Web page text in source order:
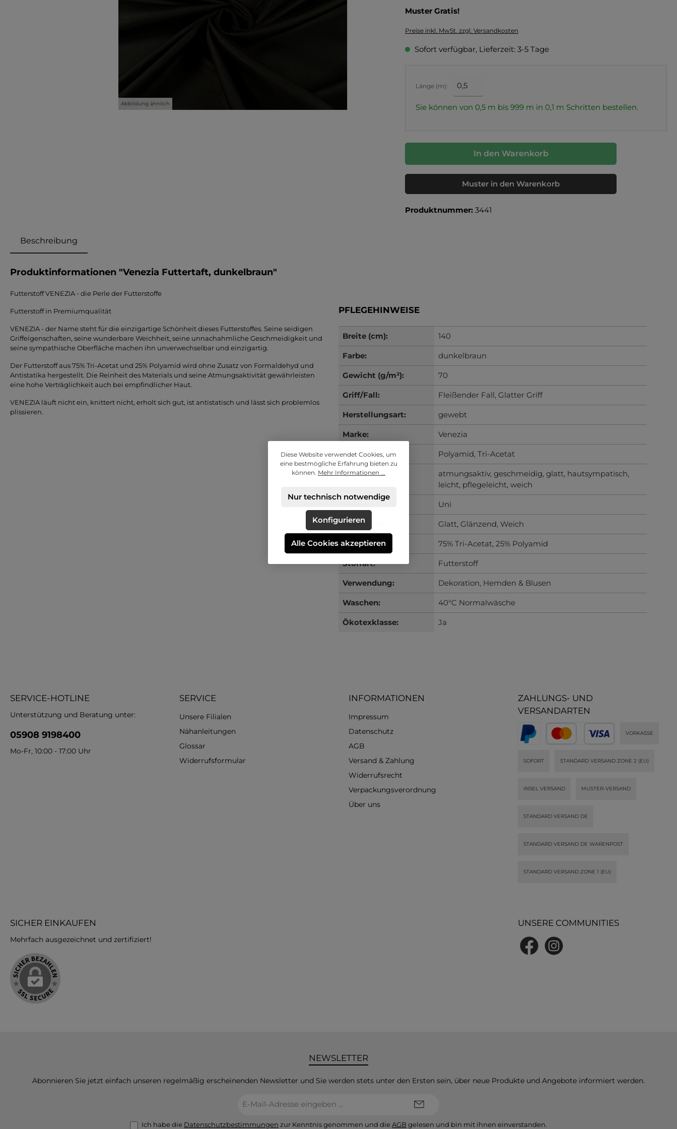
Abbildung ähnlich
Muster Gratis!
Preise inkl. MwSt. zzgl. Versandkosten
Sofort verfügbar, Lieferzeit: 3-5 Tage
Länge (m):
Sie können von 0,5 m bis 999 m in 0,1 m Schritten bestellen.
In den Warenkorb
Muster in den Warenkorb
Produktnummer: 3441
Beschreibung
Produktinformationen "Venezia Futtertaft, dunkelbraun"
Futterstoff VENEZIA - die Perle der Futterstoffe
Futterstoff in Premiumqualität
VENEZIA - der Name steht für die einzigartige Schönheit dieses Futterstoffes. Seine seidigen
Griffeigenschaften, seine wunderbare Weichheit, seine unnachahmliche Geschmeidigkeit und
seine sympathische Oberfläche machen ihn unverwechselbar und einzigartig.
Der Futterstoff aus 75% Tri-Acetat und 25% Polyamid wird ohne Zusatz von Formaldehyd und
Antistatika hergestellt. Die Reinheit des Materials und seine Atmungsaktivität gewährleisten
eine hohe Verträglichkeit auch bei empfindlicher Haut.
VENEZIA läuft nicht ein, knittert nicht, erholt sich gut, ist antistatisch und lässt sich problemlos
plissieren.
PFLEGEHINWEISE
Breite (cm): 140
Farbe: dunkelbraun
Gewicht (g/m²): 70
Griff/Fall: Fleißender Fall, Glatter Griff
Herstellungsart: gewebt
Marke: Venezia
Material: Polyamid, Tri-Acetat
Merkmale: atmungsaktiv, geschmeidig, glatt, hautsympatisch,
leicht, pflegeleicht, weich
Uni
Oberfläche: Glatt, Glänzend, Weich
Qualität: 75% Tri-Acetat, 25% Polyamid
Stoffart: Futterstoff
Verwendung: Dekoration, Hemden & Blusen
Waschen: 40°C Normalwäsche
Ökotexklasse: Ja
SERVICE-HOTLINE
Unterstützung und Beratung unter:
05908 9198400
Mo-Fr, 10:00 - 17:00 Uhr
SERVICE
Unsere Filialen
Nähanleitungen
Glossar
Widerrufsformular
INFORMATIONEN
Impressum
Datenschutz
AGB
Versand & Zahlung
Widerrufsrecht
Verpackungsverordnung
Über uns
ZAHLUNGS- UND
VERSANDARTEN
VORKASSE
SOFORT STANDARD VERSAND ZONE 2 (EU)
INSEL VERSAND MUSTER-VERSAND
STANDARD VERSAND DE
STANDARD VERSAND DE WARENPOST
STANDARD VERSAND ZONE 1 (EU)
SICHER EINKAUFEN
Mehrfach ausgezeichnet und zertifiziert!
UNSERE COMMUNITIES
FacebookInstagram
NEWSLETTER
Abonnieren Sie jetzt einfach unseren regelmäßig erscheinenden Newsletter und Sie werden stets unter den Ersten sein, über neue Produkte und Angebote informiert werden.
Mail-
Ich habe die Datenschutzbestimmungen zur Kenntnis genommen und dieAGB gelesen und bin mit ihnen einverstanden.
Diese Website verwendet Cookies, um
eine bestmögliche Erfahrung bieten zu
können. Mehr Informationen ...
Nur technisch notwendige
Konfigurieren
Alle Cookies akzeptieren